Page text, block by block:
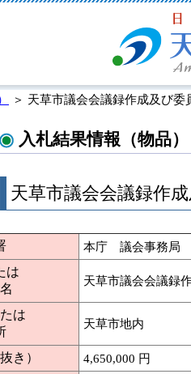
＞ 天草市議会会議録作成及び
入札結果情報（物品）
天草市議会会議録作
本庁 議会事務局
は
天草市議会会議録
は
天草市地内
き）
4,650,000 円